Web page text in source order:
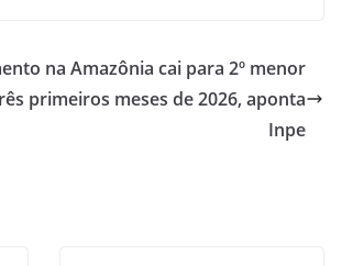
na Amazônia cai para 2º menor
primeiros meses de 2026, aponta
Inpe